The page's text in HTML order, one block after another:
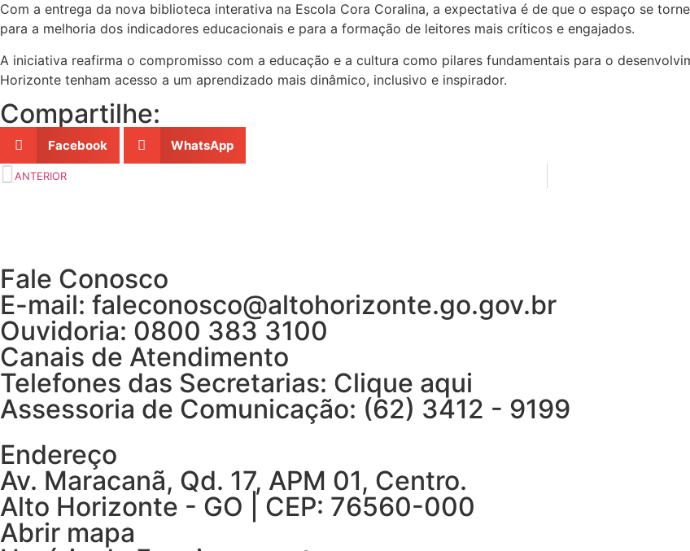
Com a entrega da nova biblioteca interativa na Escola Cora Coralina, a expectativa é de que o espaço se
para a melhoria dos indicadores educacionais e para a formação de leitores mais críticos e engajados.
A iniciativa reafirma o compromisso com a educação e a cultura como pilares fundamentais para o
Horizonte tenham acesso a um aprendizado mais dinâmico, inclusivo e inspirador.
Compartilhe:
Facebook WhatsApp
ANTERIOR
Fale Conosco
E-mail: faleconosco@altohorizonte.go.gov.br
Ouvidoria: 0800 383 3100
Canais de Atendimento
Telefones das Secretarias: Clique aqui
Assessoria de Comunicação: (62) 3412 - 9199
Endereço
Av. Maracanã, Qd. 17, APM 01, Centro.
Alto Horizonte - GO | CEP: 76560-000
Abrir mapa